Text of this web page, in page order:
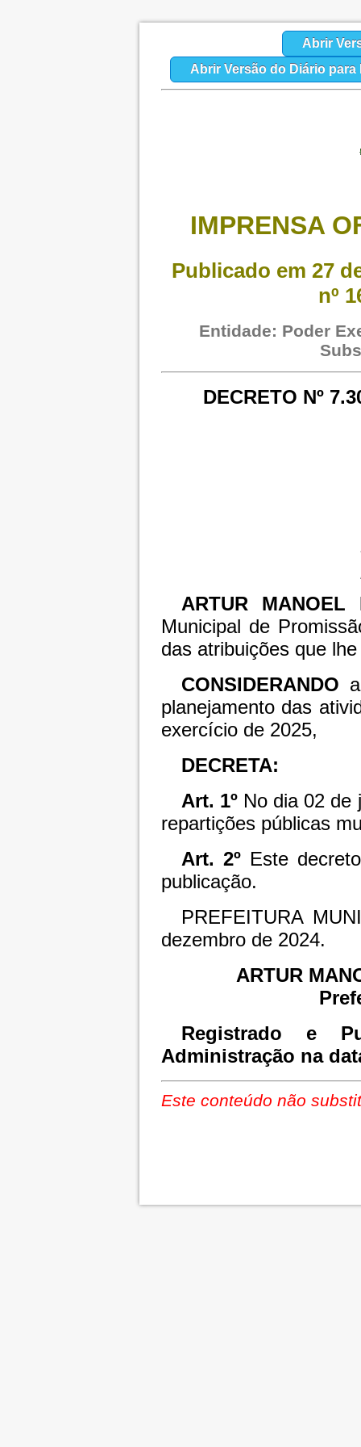
Abrir
Abrir Versão do Diário para
IMPRENSA
Publicado em 27
nº
Entidade: Poder
DECRETO Nº
ARTUR MANOEL
Municipal de
das atribuições que
CONSIDERANDO
planejamento das
exercício de 2025,
DECRETA:
Art. 1ºNo dia 02 de
repartições públicas
Art. 2ºEste
publicação.
PREFEITURA
dezembro de 2024.
ARTUR
Registrado e
Administração na
Este conteúdo não